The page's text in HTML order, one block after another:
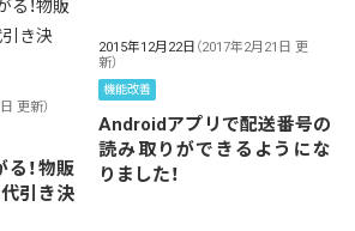
更新）
！物販
引き決
2015年12月22日 （2017年2月21日 更
新）
機能改善
Androidアプリで配送番号の
読み取りができるようにな
りました！